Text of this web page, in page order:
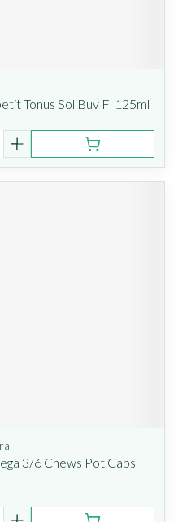
Tonus Sol Buv Fl 125ml
3/6 Chews Pot Caps